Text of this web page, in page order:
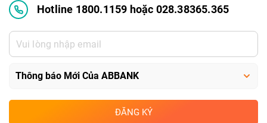
Hotline 1800.1159 hoặc 028.38365.365
ĐĂNG KÝ